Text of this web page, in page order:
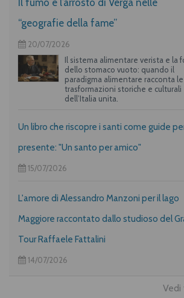
“geografie della fame”
20/07/2026
Il sistema alimentare verista e la
dello stomaco vuoto: quando il
paradigma alimentare racconta le
trasformazioni storiche e culturali
dell’Italia unita.
Un libro che riscopre i santi come guide
presente: "Un santo per amico"
15/07/2026
L'amore di Alessandro Manzoni per il lago
Maggiore raccontato dallo studioso del
Tour Raffaele Fattalini
14/07/2026